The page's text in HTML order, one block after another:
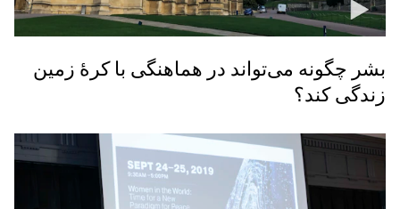
بشر چگونه می‌تواند در هماهنگی با کرهٔ زمین
زندگی کند؟